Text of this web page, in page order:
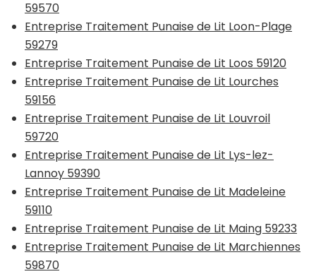
59570
Entreprise Traitement Punaise de Lit Loon-Plage
59279
Entreprise Traitement Punaise de Lit Loos 59120
Entreprise Traitement Punaise de Lit Lourches
59156
Entreprise Traitement Punaise de Lit Louvroil
59720
Entreprise Traitement Punaise de Lit Lys-lez-
Lannoy 59390
Entreprise Traitement Punaise de Lit Madeleine
59110
Entreprise Traitement Punaise de Lit Maing 59233
Entreprise Traitement Punaise de Lit Marchiennes
59870